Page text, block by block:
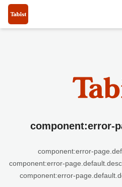
component:error-
component:error-
component:error-
component:error-